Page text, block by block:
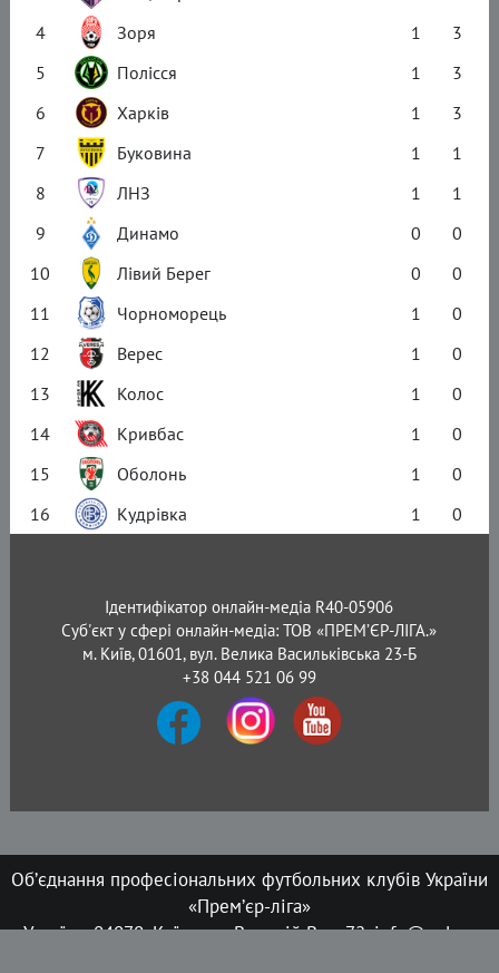
4
Зоря 1
3
5
Полісся 1
3
6
Харків 1
3
7
Буковина 1
1
8
ЛНЗ 1
1
9
Динамо 0
0
10
Лівий Берег 0
0
11
Чорноморець 1
0
12
Верес 1
0
13
Колос 1
0
14
Кривбас 1
0
15
Оболонь 1
0
16
Кудрівка 1 0
Ідентифікатор онлайн-медіа R40-05906
Суб'єкт у сфері онлайн-медіа: ТОВ «ПРЕМ’ЄР-ЛІГА.»
м. Київ, 01601, вул. Велика Васильківська 23-Б
+38 044 521 06 99
Об’єднання професіональних футбольних клубів України
«Прем’єр-ліга»
Україна, 04070, Київ, вул. Верхній Вал, 72, info@upl.ua